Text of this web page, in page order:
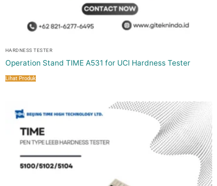
HARDNESS TESTER
Operation Stand TIME A531 for UCI Hardness Tester
Lihat Produk